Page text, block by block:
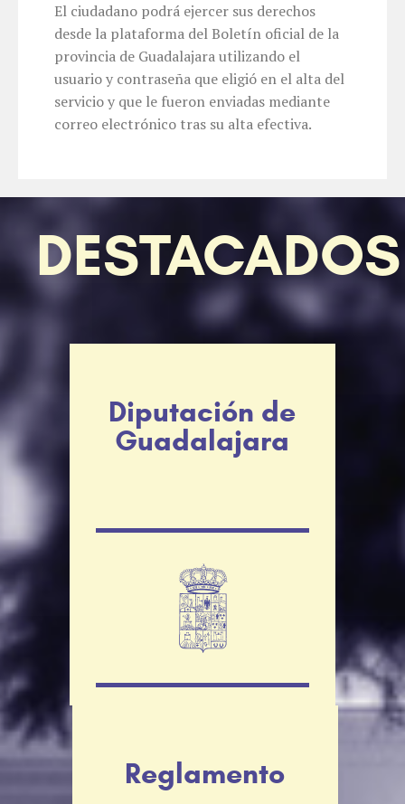
El ciudadano podrá ejercer sus derechos
desde la plataforma del Boletín oficial de la
provincia de Guadalajara utilizando el
usuario y contraseña que eligió en el alta del
servicio y que le fueron enviadas mediante
correo electrónico tras su alta efectiva.
DESTACADOS
Diputación de
Guadalajara
Reglamento